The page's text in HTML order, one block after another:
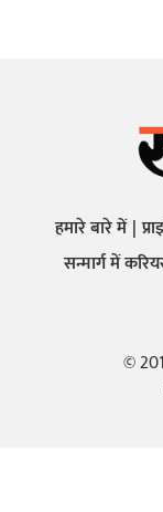
हमारे बारे में
सन्मार्ग में
©